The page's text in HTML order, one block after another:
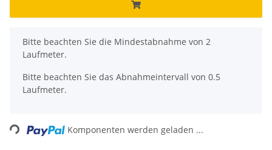
x
Bitte beachten Sie die Mindestabnahme von 2
Laufmeter.
Bitte beachten Sie das Abnahmeintervall von 0.5
Laufmeter.
Loading... Komponenten werden geladen ...